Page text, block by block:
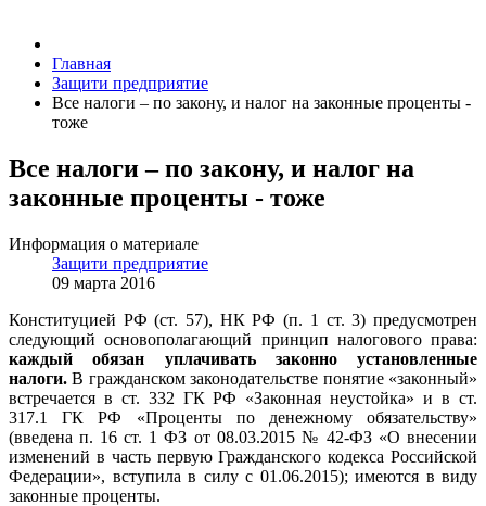
Главная
Защити предприятие
Все налоги – по закону, и налог на законные проценты -
тоже
Все налоги – по закону, и налог на
законные проценты - тоже
Информация о материале
Защити предприятие
09 марта 2016
Конституцией РФ (ст. 57), НК РФ (п. 1 ст. 3) предусмотрен
следующий основополагающий принцип налогового права:
каждый обязан уплачивать законно установленные
налоги. В гражданском законодательстве понятие «законный»
встречается в ст. 332 ГК РФ «Законная неустойка» и в ст.
317.1 ГК РФ «Проценты по денежному обязательству»
(введена п. 16 ст. 1 ФЗ от 08.03.2015 № 42-ФЗ «О внесении
изменений в часть первую Гражданского кодекса Российской
Федерации», вступила в силу с 01.06.2015); имеются в виду
законные проценты.